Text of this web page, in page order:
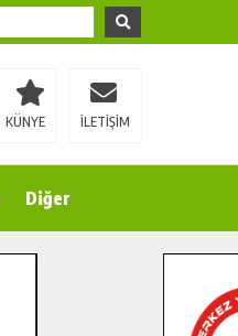
KÜNYE İLETİŞİM
Diğer